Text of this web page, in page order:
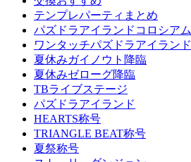
テンプレパーティまとめ
パズドラアイランドコロシアム
ワンタッチパズドラアイランド
夏休みガイノウト降臨
夏休みゼローグ降臨
TBライブステージ
パズドラアイランド
HEARTS称号
TRIANGLE BEAT称号
夏祭称号